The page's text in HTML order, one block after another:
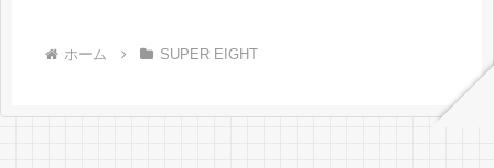
ホーム SUPER EIGHT